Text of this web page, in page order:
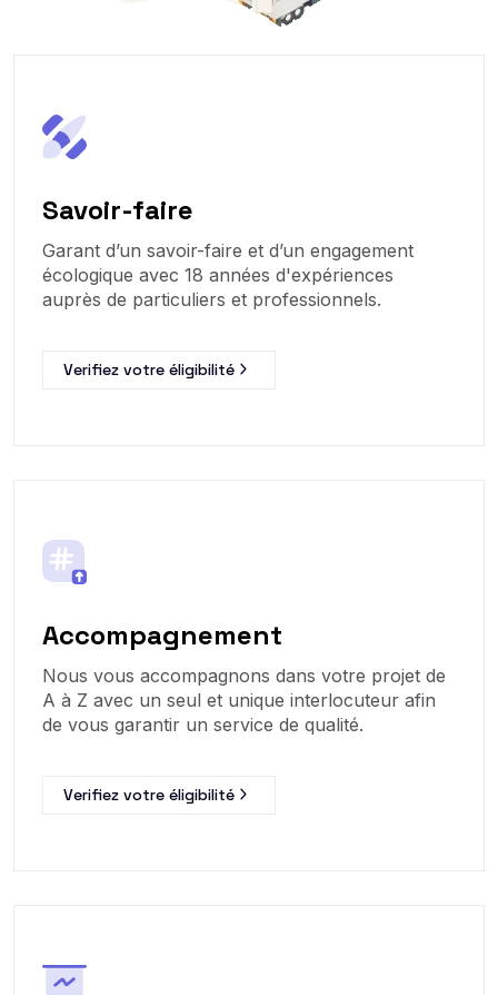
Savoir-faire
Garant d’un savoir-faire et d’un engagement
écologique avec 18 années d'expériences
auprès de particuliers et professionnels.
Verifiez votre éligibilité
Accompagnement
Nous vous accompagnons dans votre projet de
A à Z avec un seul et unique interlocuteur afin
de vous garantir un service de qualité.
Verifiez votre éligibilité